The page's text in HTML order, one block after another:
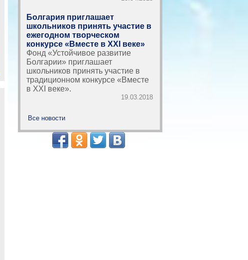
Болгария приглашает
школьников принять участие в
ежегодном творческом
конкурсе «Вместе в ХХІ веке»
Фонд «Устойчивое развитие
Болгарии» приглашает
школьников принять участие в
традиционном конкурсе «Вместе
в ХХІ веке».
19.03.2018
Все новости